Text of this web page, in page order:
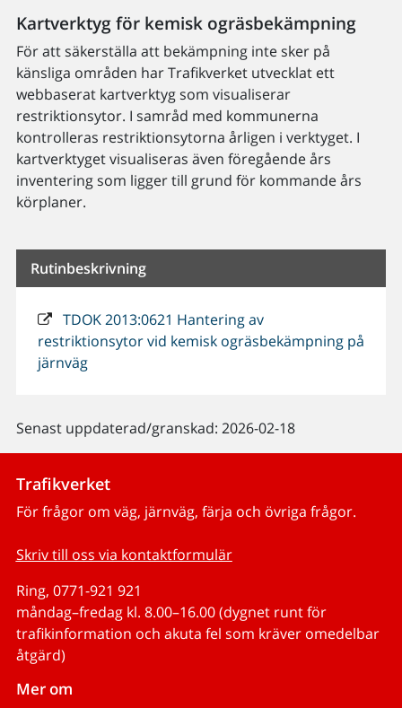
Kartverktyg för kemisk ogräsbekämpning
För att säkerställa att bekämpning inte sker på
känsliga områden har Trafikverket utvecklat ett
webbaserat kartverktyg som visualiserar
restriktionsytor. I samråd med kommunerna
kontrolleras restriktionsytorna årligen i verktyget. I
kartverktyget visualiseras även föregående års
inventering som ligger till grund för kommande års
körplaner.
Rutinbeskrivning
TDOK 2013:0621 Hantering av
restriktionsytor vid kemisk ogräsbekämpning på
järnväg
Senast uppdaterad/granskad: 2026-02-18
Trafikverket
För frågor om väg, järnväg, färja och övriga frågor.
Skriv till oss via kontaktformulär
Ring, 0771-921 921
måndag–fredag kl. 8.00–16.00 (dygnet runt för
trafikinformation och akuta fel som kräver omedelbar
åtgärd)
Mer om